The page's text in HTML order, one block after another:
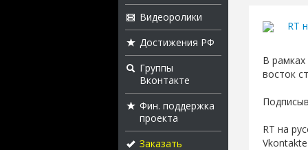
Видеоролики
Достижения РФ
Группы
Вконтакте
Фин. поддержка
проекта
Заказать
RT
В
восток
RT на